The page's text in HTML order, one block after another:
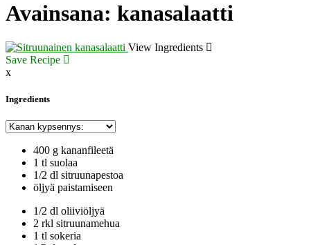
Avainsana: kanasalaatti
View Ingredients
Save Recipe
x
Ingredients
400 g kananfileetä
1 tl suolaa
1/2 dl sitruunapestoa
öljyä paistamiseen
1/2 dl oliiviöljyä
2 rkl sitruunamehua
1 tl sokeria